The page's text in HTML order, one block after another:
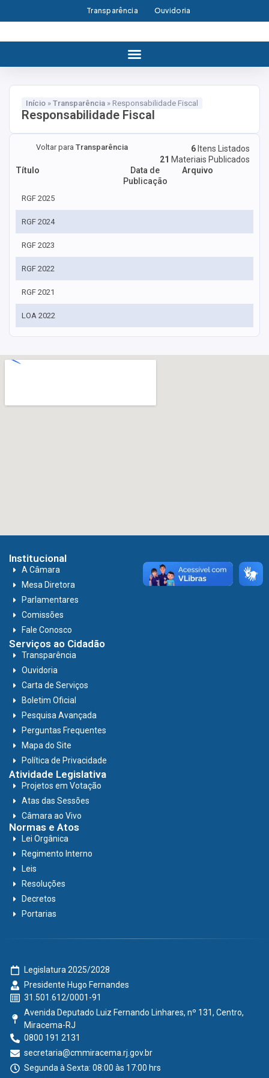
Transparência Ouvidoria
Início » Transparência » Responsabilidade Fiscal
Responsabilidade Fiscal
Voltar para Transparência 6 Itens Listados
21 Materiais Publicados
Título
Data de
Publicação
Arquivo
RGF 2025
RGF 2024
RGF 2023
RGF 2022
RGF 2021
LOA 2022
Institucional
A Câmara
Mesa Diretora
Parlamentares
Comissões
Fale Conosco
Serviços ao Cidadão
Transparência
Ouvidoria
Carta de Serviços
Boletim Oficial
Pesquisa Avançada
Perguntas Frequentes
Mapa do Site
Política de Privacidade
Atividade Legislativa
Projetos em Votação
Atas das Sessões
Câmara ao Vivo
Normas e Atos
Lei Orgânica
Regimento Interno
Leis
Resoluções
Decretos
Portarias
Legislatura 2025/2028
Presidente Hugo Fernandes
31.501.612/0001-91
Avenida Deputado Luiz Fernando Linhares, nº 131, Centro,
Miracema-RJ
0800 191 2131
secretaria@cmmiracema.rj.gov.br
Segunda à Sexta: 08:00 às 17:00 hrs